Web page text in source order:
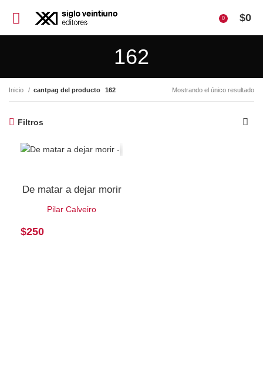
0 $0
162
Inicio cantpag del producto 162 Mostrando el único resultado
Filtros
De matar a dejar morir
Pilar Calveiro
$250